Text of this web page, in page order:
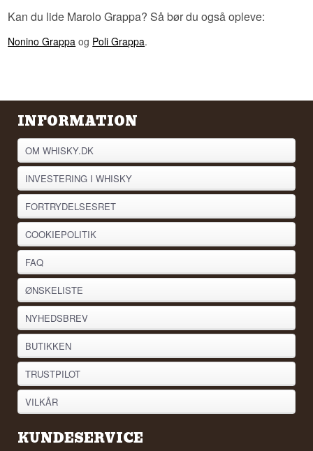
Kan du lide Marolo Grappa? Så bør du også opleve:
Nonino Grappa og Poli Grappa.
INFORMATION
OM WHISKY.DK
INVESTERING I WHISKY
FORTRYDELSESRET
COOKIEPOLITIK
FAQ
ØNSKELISTE
NYHEDSBREV
BUTIKKEN
TRUSTPILOT
VILKÅR
KUNDESERVICE